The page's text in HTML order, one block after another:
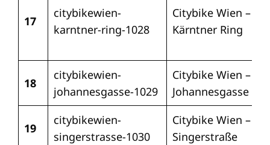
17
citybikewien-
karntner-ring-1028
Citybike Wien –
Kärntner Ring
18
citybikewien-
johannesgasse-1029
Citybike Wien –
Johannesgasse
19
citybikewien-
singerstrasse-1030
Citybike Wien –
Singerstraße